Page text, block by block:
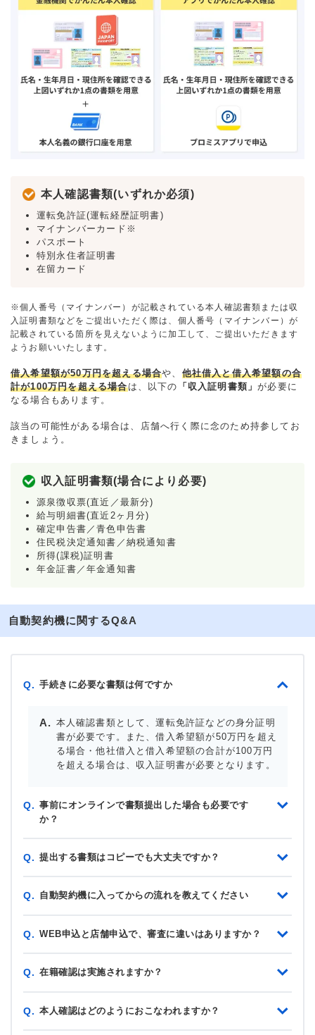
本人確認書類(いずれか必須)
運転免許証(運転経歴証明書)
マイナンバーカード※
パスポート
特別永住者証明書
在留カード
※個人番号（マイナンバー）が記載されている本人確認書類または収
入証明書類などをご提出いただく際は、個人番号（マイナンバー）が
記載されている箇所を見えないように加工して、ご提出いただきます
ようお願いいたします。
借入希望額が50万円を超える場合や、 他社借入と借入希望額の合
計が100万円を超える場合は、以下の 「収入証明書類」が必要に
なる場合もあります。
該当の可能性がある場合は、店舗へ行く際に念のため持参してお
きましょう。
収入証明書類(場合により必要)
源泉徴収票(直近／最新分)
給与明細書(直近2ヶ月分)
確定申告書／青色申告書
住民税決定通知書／納税通知書
所得(課税)証明書
年金証書／年金通知書
自動契約機に関するQ&A
Q. 手続きに必要な書類は何ですか
本人確認書類として、運転免許証などの身分証明
書が必要です。また、借入希望額が50万円を超え
る場合・他社借入と借入希望額の合計が100万円
を超える場合は、収入証明書が必要となります。
Q. 事前にオンラインで書類提出した場合も必要です
か？
Q. 提出する書類はコピーでも大丈夫ですか？
Q. 自動契約機に入ってからの流れを教えてください
Q. WEB申込と店舗申込で、審査に違いはありますか？
Q. 在籍確認は実施されますか？
Q. 本人確認はどのようにおこなわれますか？